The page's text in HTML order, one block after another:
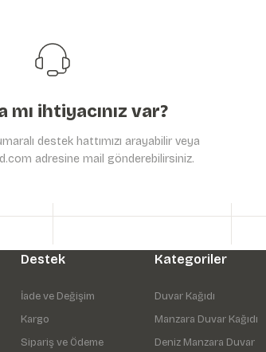
alternatifler olmalı.
mı ihtiyacınız var?
destek hattımızı arayabilir veya
adresine mail gönderebilirsiniz.
Destek
İade ve Değişim
Kargo
Sipariş ve Ödeme
Kategoriler
Duvar Kağıdı
Manzara Duvar Kağıdı
Deniz Manzara Duvar